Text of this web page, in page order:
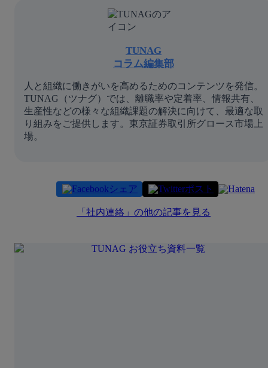
TUNAG
コラム編集部
人と組織に働きがいを高めるためのコンテンツを発信。
TUNAG（ツナグ）では、離職率や定着率、情報共有、
生産性などの様々な組織課題の解決に向けて、最適な取
り組みをご提供します。東京証券取引所グロース市場上
場。
シェア ポスト
「 社内連絡 」の他の記事を見る